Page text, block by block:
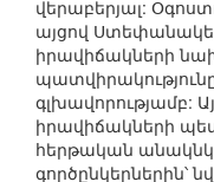
վերաբերյալ:
այցով
իրավիճակների
գլխավորությամբ:
իրավիճակների
հերթական
գործընկերներին՝